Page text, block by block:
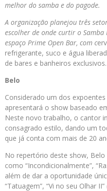
melhor do samba e do pagode.
A organização planejou três
escolher de onde curtir o Samba
espaço Prime Open Bar, com c
refrigerante, suco e água
de bares e banheiros exclusivos.
Belo
Considerado um dos
apresentará o show baseado
Neste novo trabalho, o cantor
consagrado estilo, dando um
que já conta com mais de 20
No repertório deste show,
como “Incondicionalmente”,
além de dar a oportunidade
“Tatuagem”, “Vi no seu Olhar